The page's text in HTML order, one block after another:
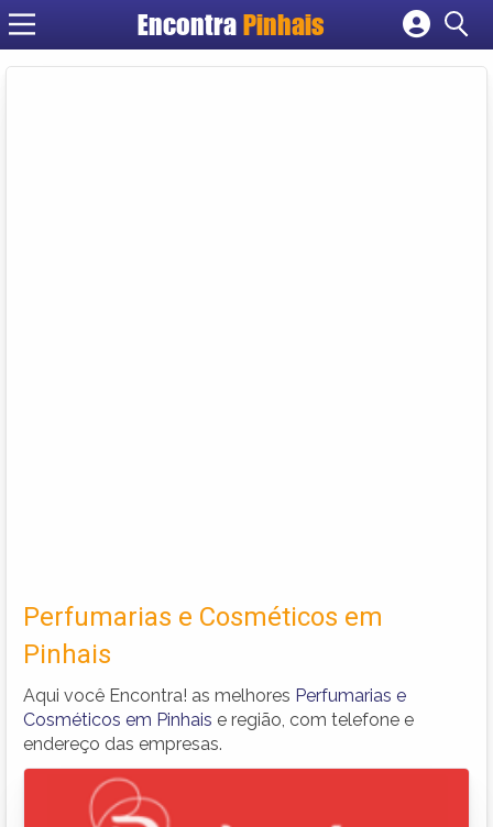
Encontra Pinhais
Cadastrar empresa
Perfumarias e Cosméticos em
Pinhais
Aqui você Encontra! as melhores Perfumarias e
Cosméticos em Pinhais e região, com telefone e
endereço das empresas.